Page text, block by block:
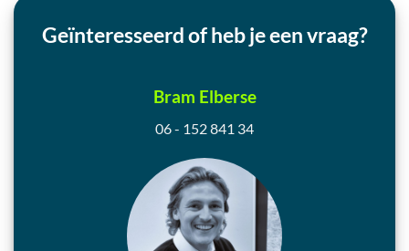
Geïnteresseerd of heb je een vraag?
Bram Elberse
06 - 152 841 34